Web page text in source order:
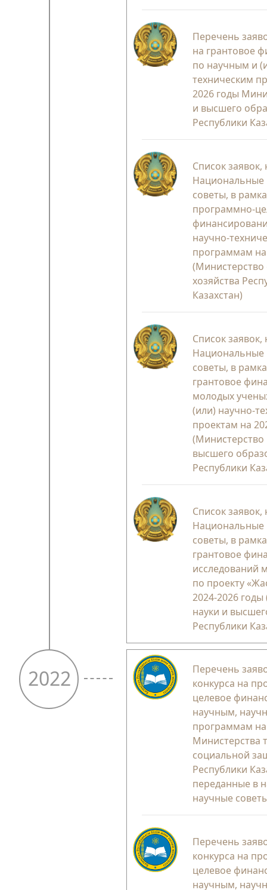
Перечень
на грантовое
по научным и
техническим
2026 годы
и высшего
Республики
Список
Национальные
советы, в
программно-
научно-
программам
(Министерство
хозяйства
Казахстан)
Список
Национальные
советы, в
грантовое
молодых
(или) научно-
проектам на
(Министерство
высшего
Республики
Список
Национальные
советы, в
грантовое
исследований
по проекту
2024-2026
науки и
Республики
2022
Перечень
конкурса на
целевое
научным,
программам на
Министерства
социальной
Республики
переданные в
научные
Перечень
конкурса на
целевое
научным,